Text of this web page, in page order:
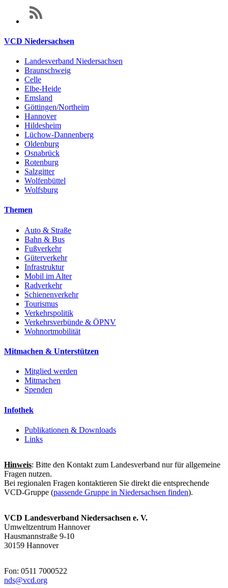
VCD Niedersachsen
Landesverband Niedersachsen
Braunschweig
Celle
Elbe-Heide
Emsland
Göttingen/Northeim
Hannover
Hildesheim
Lüchow-Dannenberg
Oldenburg
Osnabrück
Rotenburg
Salzgitter
Wolfenbüttel
Wolfsburg
Themen
Auto & Straße
Bahn & Bus
Fußverkehr
Güterverkehr
Infrastruktur
Mobil im Alter
Radverkehr
Schienenverkehr
Tourismus
Verkehrspolitik
Verkehrsverbünde & ÖPNV
Wohnortmobilität
Mitmachen & Unterstützen
Mitglied werden
Mitmachen
Spenden
Infothek
Publikationen & Downloads
Links
Hinweis: Bitte den Kontakt zum Landesverband nur für allgemeine
Fragen nutzen.
Bei regionalen Fragen kontaktieren Sie direkt die entsprechende
VCD-Gruppe (passende Gruppe in Niedersachsen finden).
VCD Landesverband Niedersachsen e. V.
Umweltzentrum Hannover
Hausmannstraße 9-10
30159 Hannover
Fon: 0511 7000522
nds@vcd.org